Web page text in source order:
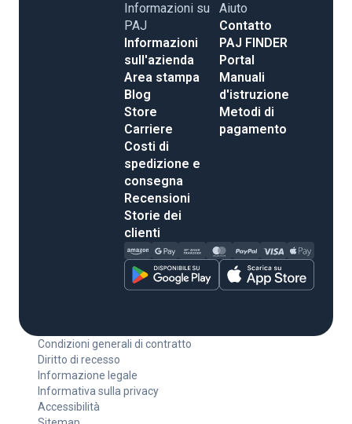
Informazioni su
PAJ
Informazioni
sull'azienda
Area stampa
Blog
Store
Carriere
Costi di
spedizione e
consegna
Recensioni
Storie dei
clienti
Aiuto
Contatto
PAJ FINDER
Portal
Manuali
d'istruzione
Metodi di
pagamento
Condizioni generali di contratto
Diritto di recesso
Informazione legale
Informativa sulla privacy
Accessibilità